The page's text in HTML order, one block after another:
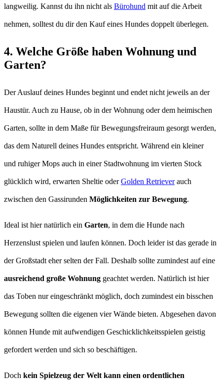
langweilig. Kannst du ihn nicht als Bürohund mit auf die Arbeit
nehmen, solltest du dir den Kauf eines Hundes doppelt überlegen.
4. Welche Größe haben Wohnung und
Garten?
Der Auslauf deines Hundes beginnt und endet nicht jeweils an der
Haustür. Auch zu Hause, ob in der Wohnung oder dem heimischen
Garten, sollte in dem Maße für Bewegungsfreiraum gesorgt werden,
das dem Naturell deines Hundes entspricht. Während ein kleiner
und ruhiger Mops auch in einer Stadtwohnung im vierten Stock
glücklich wird, erwarten Sheltie oderGolden Retrieverauch
zwischen den Gassirunden Möglichkeiten zur Bewegung.
Ideal ist hier natürlich ein Garten, in dem die Hunde nach
Herzenslust spielen und laufen können. Doch leider ist das gerade in
der Großstadt eher selten der Fall. Deshalb sollte zumindest auf eine
ausreichend große Wohnung geachtet werden. Natürlich ist hier
das Toben nur eingeschränkt möglich, doch zumindest ein bisschen
Bewegung sollten die eigenen vier Wände bieten. Abgesehen davon
können Hunde mit aufwendigen Geschicklichkeitsspielen geistig
gefordert werden und sich so beschäftigen.
Doch kein Spielzeug der Welt kann einen ordentlichen